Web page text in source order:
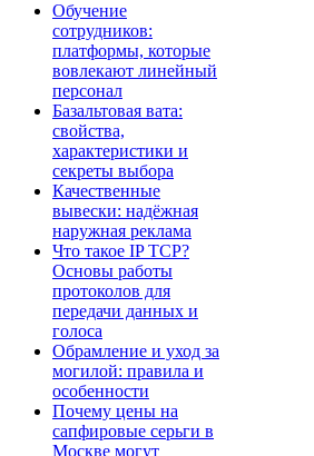
Обучение
сотрудников:
платформы, которые
вовлекают линейный
персонал
Базальтовая вата:
свойства,
характеристики и
секреты выбора
Качественные
вывески: надёжная
наружная реклама
Что такое IP TCP?
Основы работы
протоколов для
передачи данных и
голоса
Обрамление и уход за
могилой: правила и
особенности
Почему цены на
сапфировые серьги в
Москве могут